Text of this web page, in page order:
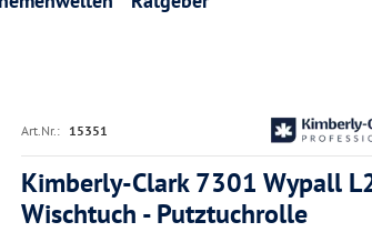
Art.Nr.: 15351
Kimberly-Clark 7301 Wypall
Wischtuch - Putztuchrolle